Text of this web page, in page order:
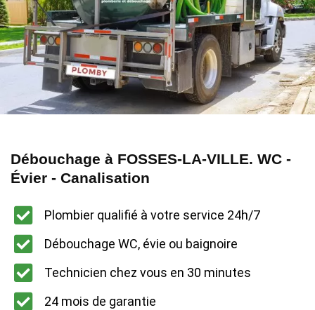
Débouchage à FOSSES-LA-VILLE. WC -
Évier - Canalisation
Plombier qualifié à votre service 24h/7
Débouchage WC, évie ou baignoire
Technicien chez vous en 30 minutes
24 mois de garantie